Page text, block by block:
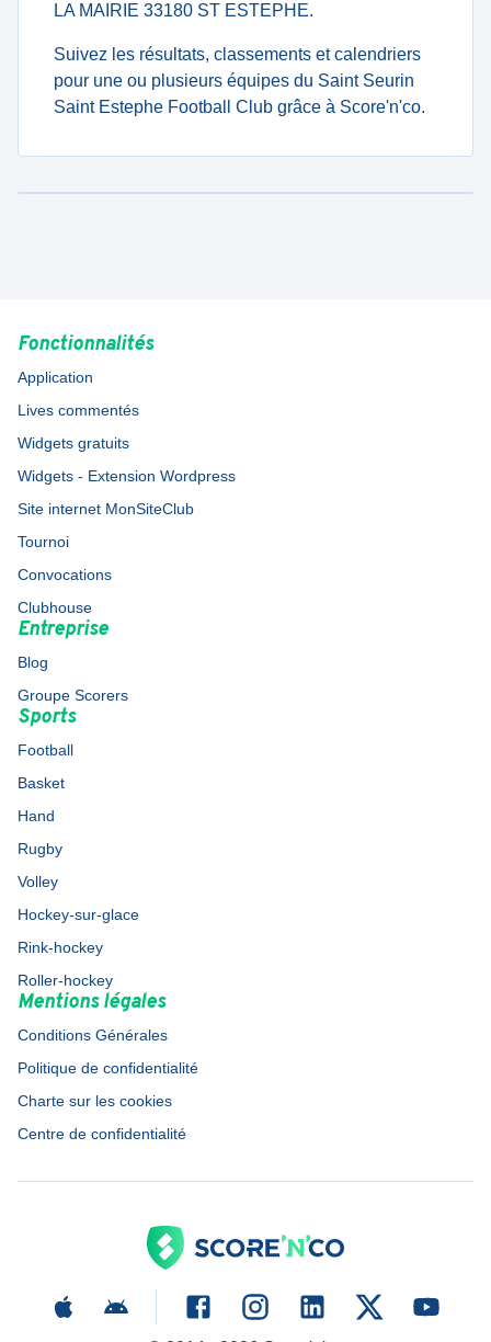
LA MAIRIE 33180 ST ESTEPHE.
Suivez les résultats, classements et calendriers
pour une ou plusieurs équipes du Saint Seurin
Saint Estephe Football Club grâce à Score'n'co.
Fonctionnalités
Application
Lives commentés
Widgets gratuits
Widgets - Extension Wordpress
Site internet MonSiteClub
Tournoi
Convocations
Clubhouse
Entreprise
Blog
Groupe Scorers
Sports
Football
Basket
Hand
Rugby
Volley
Hockey-sur-glace
Rink-hockey
Roller-hockey
Mentions légales
Conditions Générales
Politique de confidentialité
Charte sur les cookies
Centre de confidentialité